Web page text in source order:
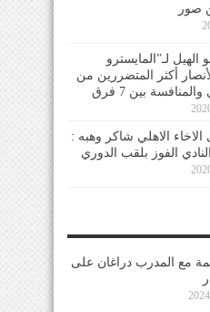
صور
الهيل لـ”المايسترو
أكثر المتضررين من
بين 7 فرق
الاهلي شاكر وهبه :
الفوز بلقب الدوري
مع المدرب دراغان على